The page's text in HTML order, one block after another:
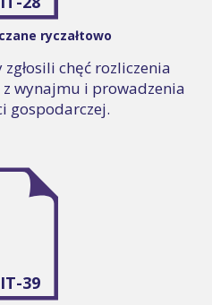
ryczałtowo
chęć rozliczenia
z wynajmu i prowadzenia
gospodarczej.
39